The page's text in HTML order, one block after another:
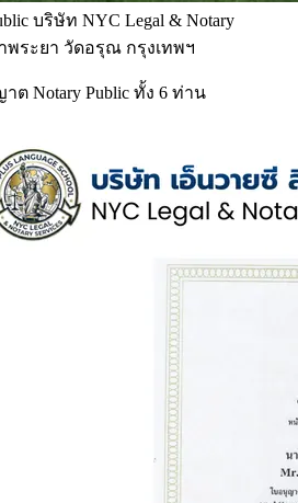
บริษัท NYC Legal & Notary
พระยา วัดอรุณ กรุงเทพฯ
ต Notary Public ทั้ง 6 ท่าน